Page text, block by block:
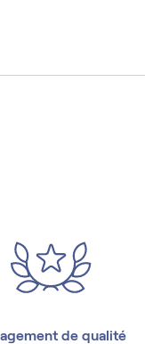
de qualité